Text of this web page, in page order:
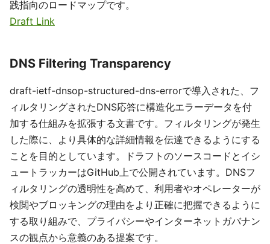
践指向のロードマップです。
Draft Link
DNS Filtering Transparency
draft-ietf-dnsop-structured-dns-errorで導入された、フ
ィルタリングされたDNS応答に構造化エラーデータを付
加する仕組みを拡張する文書です。フィルタリングが発生
した際に、より具体的な詳細情報を伝達できるようにする
ことを目的としています。ドラフトのソースコードとイシ
ュートラッカーはGitHub上で公開されています。DNSフ
ィルタリングの透明性を高めて、利用者やオペレーターが
検閲やブロッキングの理由をより正確に把握できるように
する取り組みで、プライバシーやインターネットガバナン
スの観点から意義のある提案です。